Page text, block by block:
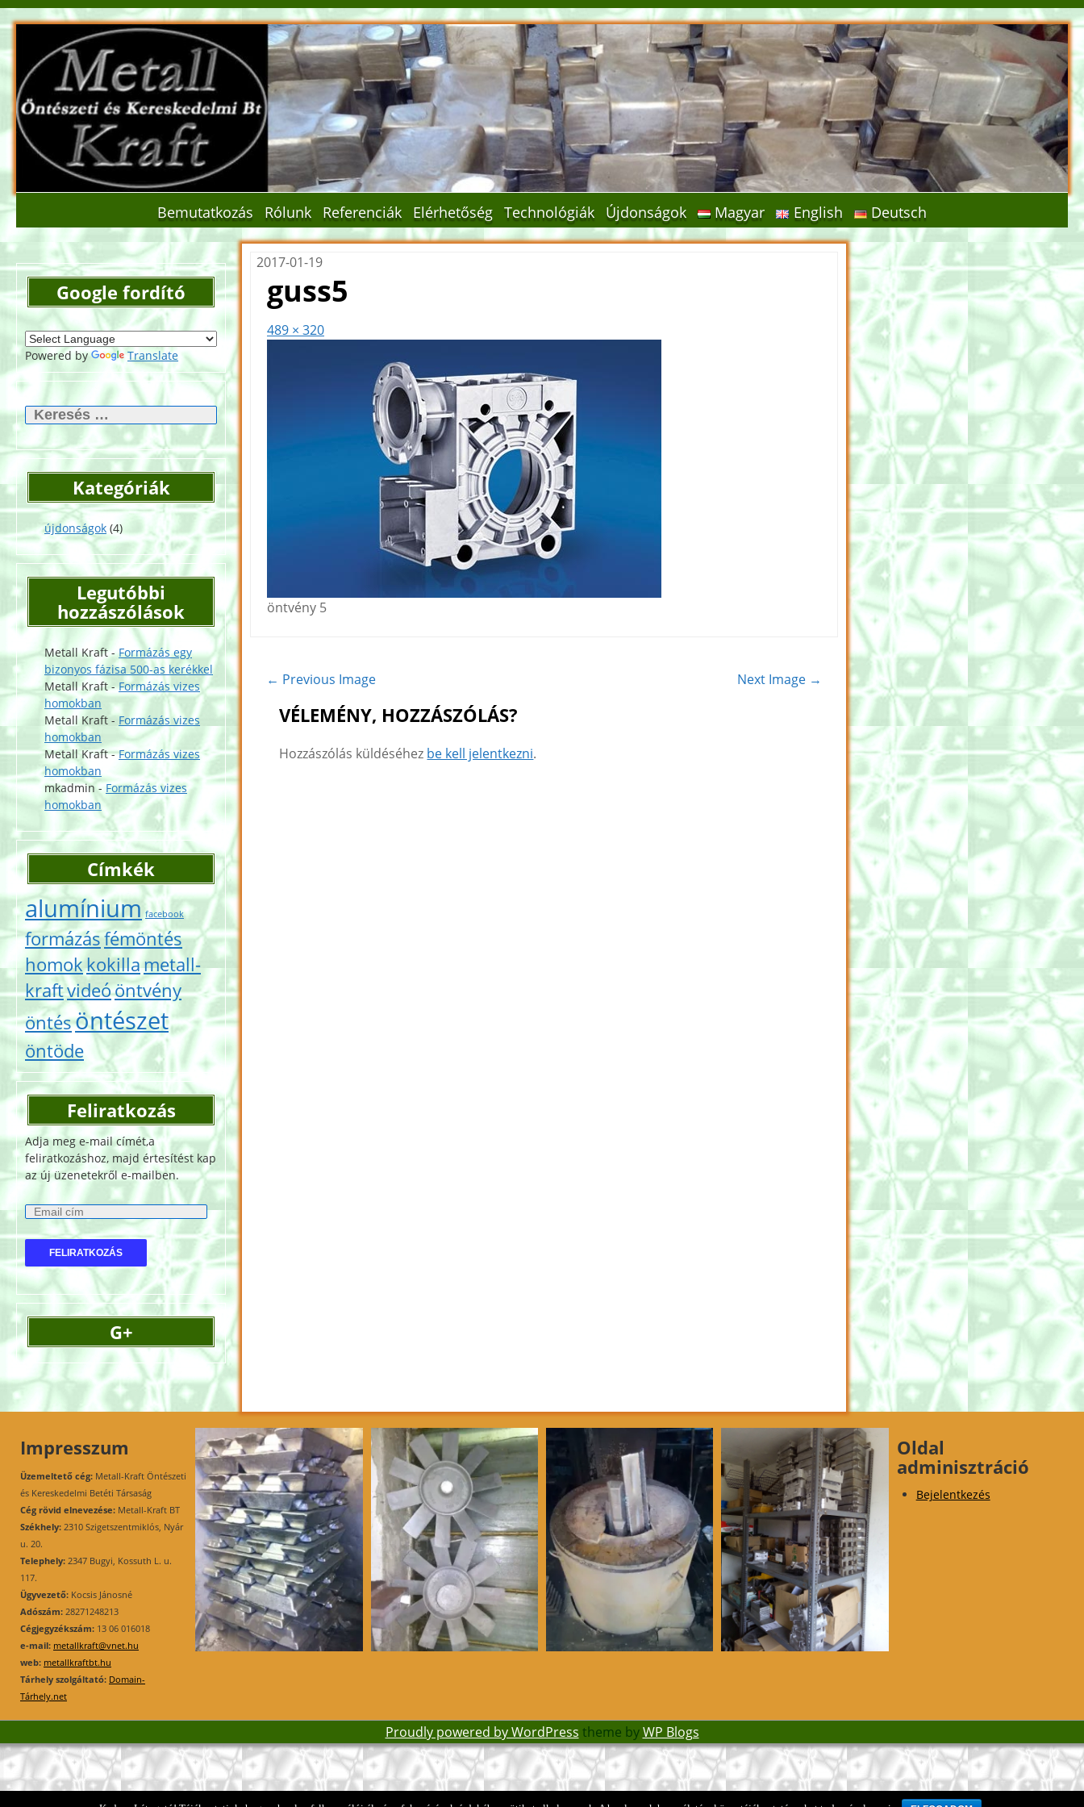
Bemutatkozás Rólunk Referenciák Elérhetőség Technológiák Újdonságok Magyar English Deutsch
Google fordító
Powered by Translate
Kategóriák
újdonságok (4)
Legutóbbi
hozzászólások
Metall Kraft-Formázás egy
bizonyos fázisa 500-as kerékkel
Metall Kraft-Formázás vizes
homokban
Metall Kraft - Formázás vizes
homokban
Metall Kraft-Formázás vizes
homokban
mkadmin- Formázás vizes
homokban
Címkék
alumínium facebook
formázásfémöntés
homokkokillametall-
kraftvideóöntvény
öntésöntészet
öntöde
Feliratkozás
Adja meg e-mail címét,a
feliratkozáshoz, majd értesítést kap
az új üzenetekről e-mailben.
a
i
l
c
í
G+
2017-01-19
guss5
489 × 320
öntvény 5
← Previous Image Next Image →
VÉLEMÉNY, HOZZÁSZÓLÁS?
Hozzászólás küldéséhez be kell jelentkezni.
Impresszum
Üzemeltető cég: Metall-Kraft Öntészeti
és Kereskedelmi Betéti Társaság
Cég rövid elnevezése: Metall-Kraft BT
Székhely: 2310 Szigetszentmiklós, Nyár
u. 20.
Telephely: 2347 Bugyi, Kossuth L. u.
117.
Ügyvezető: Kocsis Jánosné
Adószám: 28271248213
Cégjegyzékszám: 13 06 016018
e-mail: metallkraft@vnet.hu
web: metallkraftbt.hu
Tárhely szolgáltató: Domain-
Tárhely.net
Oldal
adminisztráció
Bejelentkezés
Proudly powered by WordPress theme byWP Blogs